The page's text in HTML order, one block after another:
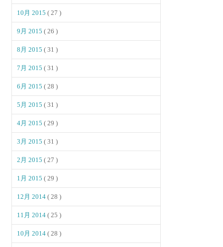
10月 2015( 27 )
9月 2015( 26 )
8月 2015( 31 )
7月 2015( 31 )
6月 2015( 28 )
5月 2015( 31 )
4月 2015( 29 )
3月 2015( 31 )
2月 2015( 27 )
1月 2015( 29 )
12月 2014( 28 )
11月 2014( 25 )
10月 2014( 28 )